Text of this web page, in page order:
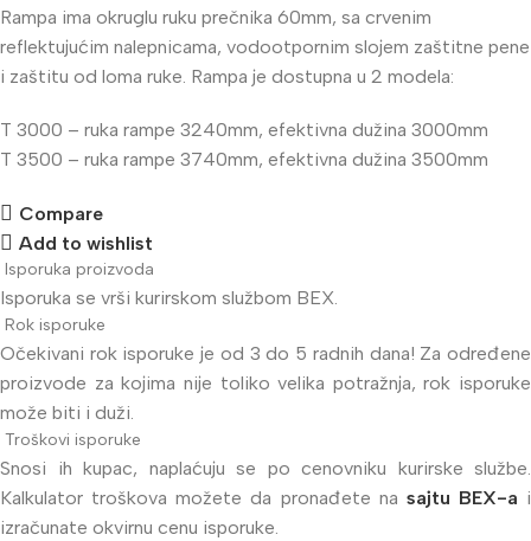
Rampa ima okruglu ruku prečnika 60mm, sa crvenim
reflektujućim nalepnicama, vodootpornim slojem zaštitne pene
i zaštitu od loma ruke. Rampa je dostupna u 2 modela:
T 3000 – ruka rampe 3240mm, efektivna dužina 3000mm
T 3500 – ruka rampe 3740mm, efektivna dužina 3500mm
Compare
Add to wishlist
Isporuka proizvoda
Isporuka se vrši kurirskom službom BEX.
Rok isporuke
Očekivani rok isporuke je od 3 do 5 radnih dana! Za određene
proizvode za kojima nije toliko velika potražnja, rok isporuke
može biti i duži.
Troškovi isporuke
Snosi ih kupac, naplaćuju se po cenovniku kurirske službe.
Kalkulator troškova možete da pronađete na sajtu BEX-a i
izračunate okvirnu cenu isporuke.